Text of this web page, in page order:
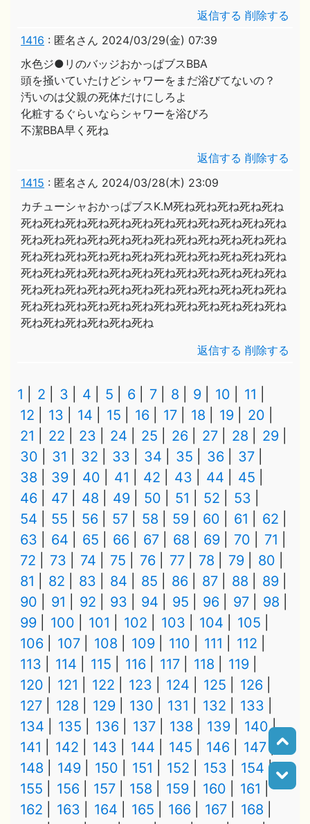
返信する 削除する
1416 : 匿名さん 2024/03/29(金) 07:39
水色ジ●リのバッジおかっぱブスBBA
頭を掻いていたけどシャワーをまだ浴びてないの？
汚いのは父親の死体だけにしろよ
化粧するぐらいならシャワーを浴びろ
不潔BBA早く死ね
返信する 削除する
1415 : 匿名さん 2024/03/28(木) 23:09
カチューシャおかっぱブスK.M死ね死ね死ね死ね死ね
死ね死ね死ね死ね死ね死ね死ね死ね死ね死ね死ね死ね
死ね死ね死ね死ね死ね死ね死ね死ね死ね死ね死ね死ね
死ね死ね死ね死ね死ね死ね死ね死ね死ね死ね死ね死ね
死ね死ね死ね死ね死ね死ね死ね死ね死ね死ね死ね死ね
死ね死ね死ね死ね死ね死ね死ね死ね死ね死ね死ね死ね
死ね死ね死ね死ね死ね死ね死ね死ね死ね死ね死ね死ね
死ね死ね死ね死ね死ね死ね
返信する 削除する
1 2 3 4 5 6 7 8 9 10
11
12
13 14 15 16 17 18 19
20
21
22 23 24 25 26 27 28
29
30
31 32 33 34 35 36
37
38
39 40 41 42 43 44
45
46
47 48 49 50 51 52
53
54
55 56 57 58 59 60 61
62
63
64 65 66 67 68 69 70
71
72
73 74 75 76 77 78 79
80
81
82 83 84 85 86 87 88
89
90
91 92 93 94 95 96 97
98
99
100 101 102 103 104
105
106
107 108 109 110 111
112
113
114 115 116 117 118
119
120
121 122 123 124 125
126
127
128 129 130 131 132
133
134
135 136 137 138 139
140
141
142 143 144 145 146
147
148
149 150 151 152 153
154
155
156 157 158 159 160
161
162
163 164 165 166 167
168